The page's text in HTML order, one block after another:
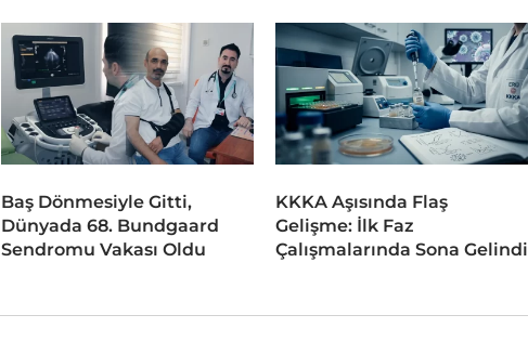
Baş Dönmesiyle Gitti,
Dünyada 68. Bundgaard
Sendromu Vakası Oldu
KKKA Aşısında Flaş
Gelişme: İlk Faz
Çalışmalarında Sona Gelindi